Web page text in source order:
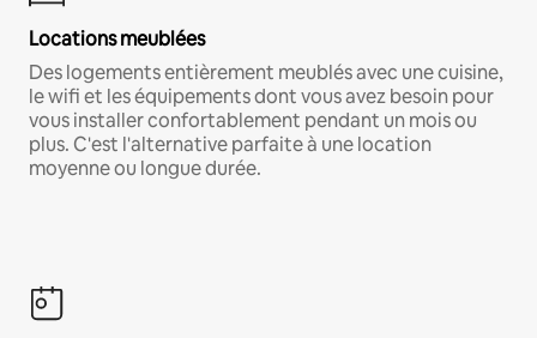
Locations meublées
Des logements entièrement meublés avec une cuisine,
le wifi et les équipements dont vous avez besoin pour
vous installer confortablement pendant un mois ou
plus. C'est l'alternative parfaite à une location
moyenne ou longue durée.